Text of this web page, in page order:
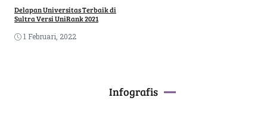
Delapan Universitas Terbaik di
Sultra Versi UniRank 2021
1 Februari, 2022
Infografis